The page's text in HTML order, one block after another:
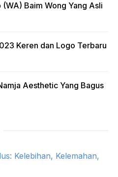
Baim Wong Yang Asli
Keren dan Logo Terbaru
Aesthetic Yang Bagus
Kelebihan, Kelemahan,